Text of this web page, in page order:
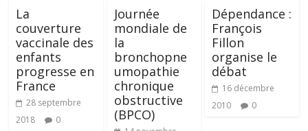
La
couverture
vaccinale des
enfants
progresse en
France
28 septembre
2018
0
Journée
mondiale de
la
bronchopne
umopathie
chronique
obstructive
(BPCO)
Dépendance :
François
Fillon
organise le
débat
16 décembre
2010
0